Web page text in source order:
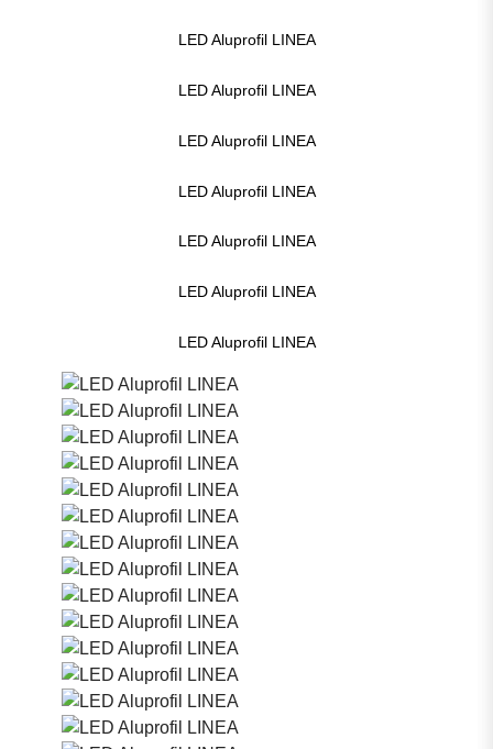
LED Aluprofil LINEA
LED Aluprofil LINEA
LED Aluprofil LINEA
LED Aluprofil LINEA
LED Aluprofil LINEA
LED Aluprofil LINEA
LED Aluprofil LINEA